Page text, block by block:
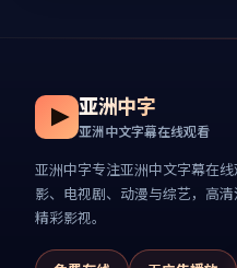
亚洲中字
亚洲中文字幕在线观看
亚洲中字专注亚洲中文字幕在
影、电视剧、动漫与综艺，高
精彩影视。